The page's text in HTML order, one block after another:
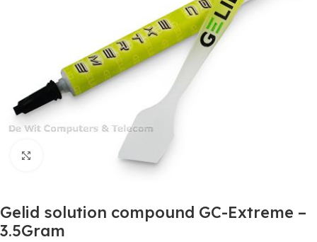
Click to enlarge
Gelid solution compound GC-Extreme –
3.5Gram